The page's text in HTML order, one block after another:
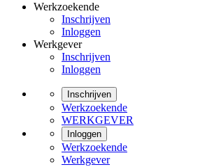
Werkzoekende
Inschrijven
Inloggen
Werkgever
Inschrijven
Inloggen
Inschrijven
Werkzoekende
WERKGEVER
Inloggen
Werkzoekende
Werkgever